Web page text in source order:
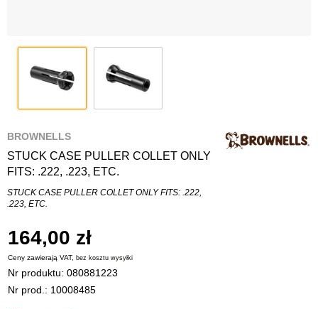
BROWNELLS
STUCK CASE PULLER COLLET ONLY
FITS: .222, .223, ETC.
STUCK CASE PULLER COLLET ONLY FITS: .222,
.223, ETC.
164,00 zł
Ceny zawierają VAT,bez kosztuwysyłki
Nr produktu:080881223
Nr prod.: 10008485